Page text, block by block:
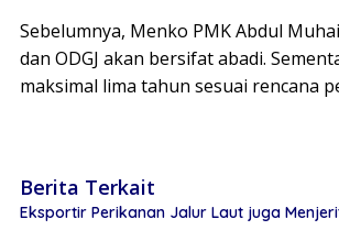
Sebelumnya, Menko PMK Abdul
dan ODGJ akan bersifat abadi.
maksimal lima tahun sesuai rencana
Berita Terkait
Eksportir Perikanan Jalur Laut juga